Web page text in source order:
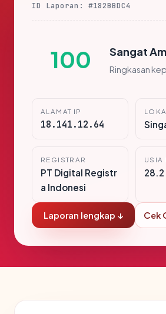
ID Laporan: #182BBDC4
100 Sangat
Ringkasan
ALAMAT IP
18.141.12.64
REGISTRAR
PT Digital Registr
a Indonesi
USIA
28.2
Laporan lengkap ↓ Cek